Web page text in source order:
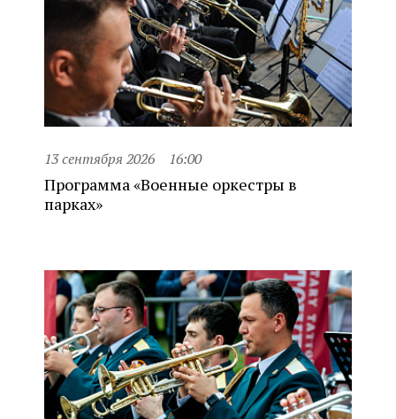
13 сентября 2026 16:00
Программа «Военные оркестры в
парках»